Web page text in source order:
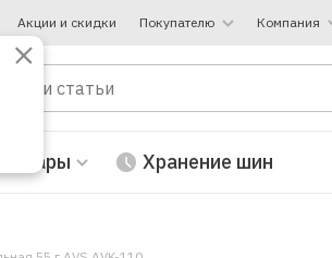
Акции и скидки Покупателю Компания
Хранение шин